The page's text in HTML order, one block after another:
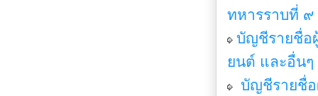
ทหารราบที่ ๙
บัญชีรายชื่อ
ยนต์ และอื่นๆ
บัญชีรายชื่อ